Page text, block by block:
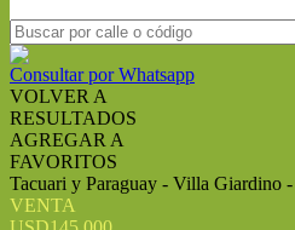
Consultar por Whatsapp
VOLVER A
RESULTADOS
AGREGAR A
FAVORITOS
Tacuari y Paraguay - Villa Giardino
VENTA